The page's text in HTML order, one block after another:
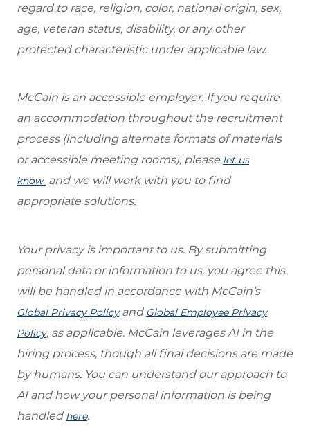
regard to race, religion, color, national origin, sex,
age, veteran status, disability, or any other
protected characteristic under applicable law.
McCain is an accessible employer. If you require
an accommodation throughout the recruitment
process (including alternate formats of materials
or accessible meeting rooms), please let us
know and we will work with you to find
appropriate solutions.
Your privacy is important to us. By submitting
personal data or information to us, you agree this
will be handled in accordance with McCain’s
Global Privacy Policyand Global Employee Privacy
Policy, as applicable. McCain leverages AI in the
hiring process, though all final decisions are made
by humans. You can understand our approach to
AI and how your personal information is being
handled here.